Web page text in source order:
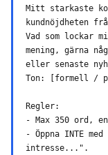
Mitt starkaste
kundnöjdheten
Vad som lockar
mening, gärna
eller senaste
Ton: [formell /
Regler:
- Max 350 ord,
- Öppna INTE
intresse...".